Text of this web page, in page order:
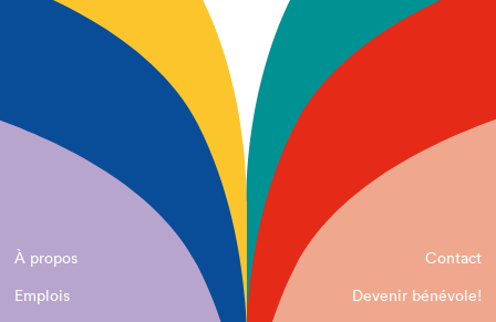
À propos
Contact
Emplois
Devenir bénévole!